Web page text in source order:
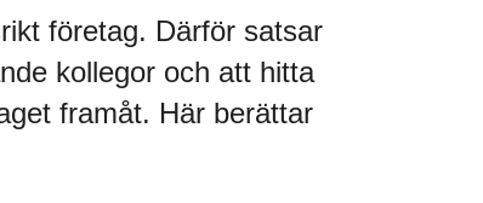
företag. Därför satsar
kollegor och att hitta
framåt. Här berättar